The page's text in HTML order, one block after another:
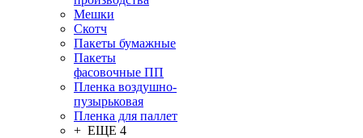
Мешки
Скотч
Пакеты бумажные
Пакеты
фасовочные ПП
Пленка воздушно-
пузырьковая
Пленка для паллет
+ ЕЩЕ 4